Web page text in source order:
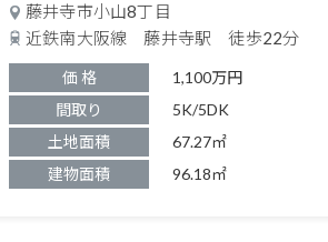
藤井寺市小山8丁目
近鉄南大阪線 藤井寺駅 徒歩22分
価 格
1,100万円
間取り
5K/5DK
土地面積
67.27㎡
建物面積
96.18㎡